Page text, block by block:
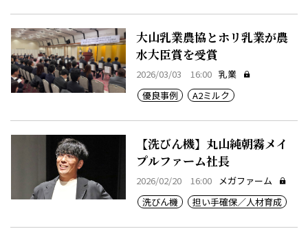
大山乳業農協とホリ乳業が農
水大臣賞を受賞
2026/03/03 16:00 乳業
優良事例
A2ミルク
【洗びん機】丸山純朝霧メイ
プルファーム社長
2026/02/20 16:00
メガファーム
洗びん機
担い手確保／人材育成